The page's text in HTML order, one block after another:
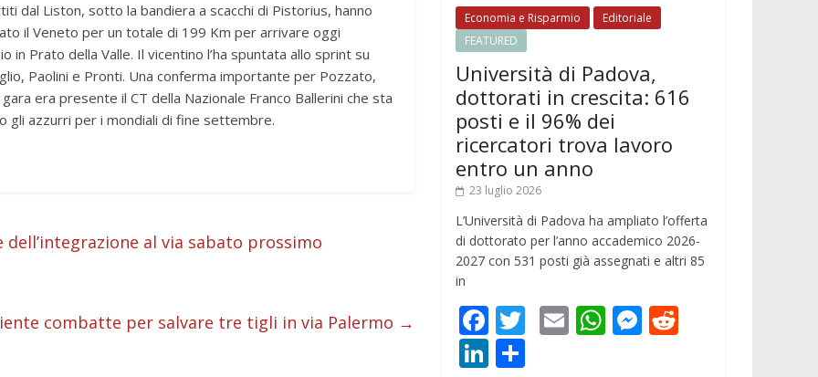
dal Liston, sotto la bandiera a scacchi di Pistorius, hanno
il Veneto per un totale di 199 Km per arrivare oggi
in Prato della Valle. Il vicentino l’ha spuntata allo sprint su
Paolini e Pronti. Una conferma importante per Pozzato,
era presente il CT della Nazionale Franco Ballerini che sta
gli azzurri per i mondiali di fine settembre.
al via sabato prossimo
combatte per salvare tre tigli in via Palermo →
Economia e Risparmio
Editoriale
FEATURED
Università di Padova,
dottorati in crescita: 616
posti e il 96% dei
ricercatori trova lavoro
entro un anno
23 luglio 2026
L’Università di Padova ha ampliato l’offerta
di dottorato per l’anno accademico 2026-
2027 con 531 posti già assegnati e altri 85
in
F
ac
T E W M
Li